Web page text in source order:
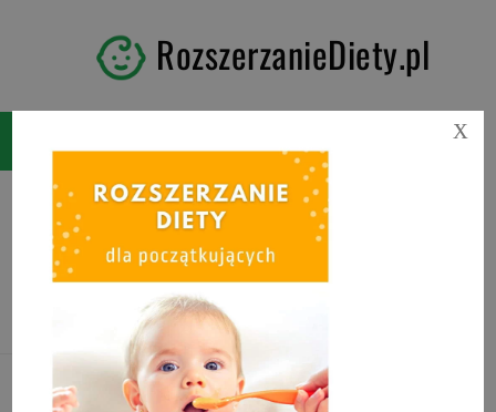
RozszerzanieDiety.pl
Tag:placuszki z jabłkami
blw
X